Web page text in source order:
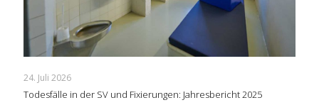
24. Juli 2026
Todesfälle in der SV und Fixierungen: Jahresbericht 2025